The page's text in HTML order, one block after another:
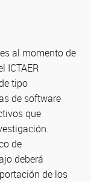
al momento de
ICTAER
tipo
de software
que
de
deberá
de los